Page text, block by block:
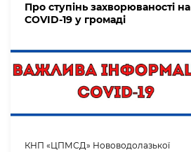
Про ступінь захворюваності на
COVID-19 у громаді
КНП «ЦПМСД» Нововодолазької